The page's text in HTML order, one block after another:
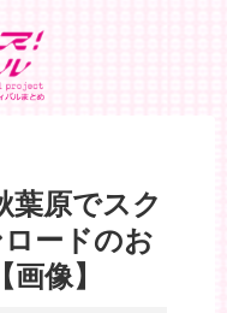
葉原でスク
ードのお
像】